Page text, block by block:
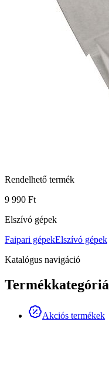
Rendelhető termék
9 990 Ft
Elszívó gépek
Faipari gépekElszívó gépek
Katalógus navigáció
Akciós termékek